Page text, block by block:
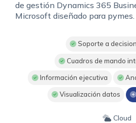
de gestión Dynamics 365
Microsoft diseñado para pymes.
Soporte a
Cuadros de mando
Información ejecutiva
Visualización datos
Cloud